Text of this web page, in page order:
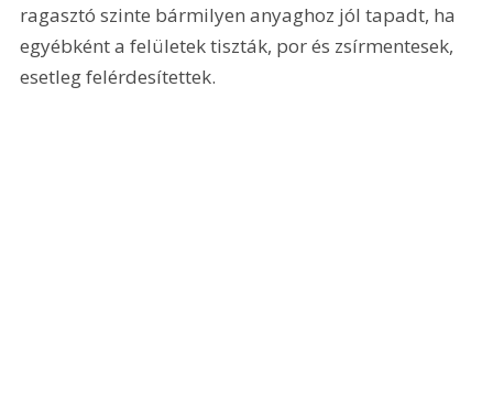
ragasztó szinte bármilyen anyaghoz jól tapadt, ha
egyébként a felületek tiszták, por és zsírmentesek,
esetleg felérdesítettek.